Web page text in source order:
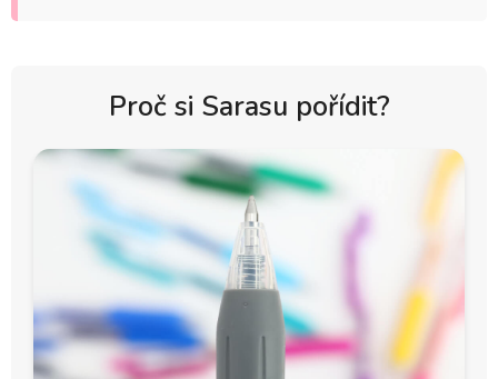
Proč si Sarasu pořídit?